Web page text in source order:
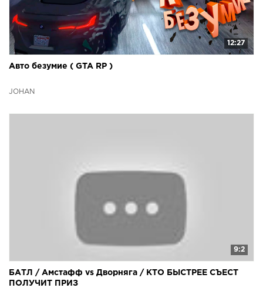
12:27
Авто безумие ( GTA RP )
JOHAN
9:2
БАТЛ / Амстафф vs Дворняга / КТО БЫСТРЕЕ СЪЕСТ
ПОЛУЧИТ ПРИЗ